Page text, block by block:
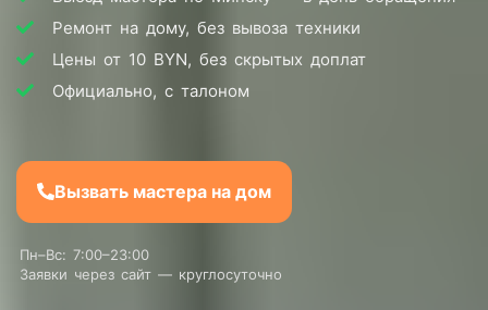
Ремонт на дому, без вывоза техники
Цены от 10 BYN, без скрытых доплат
Официально, с талоном
Вызвать мастера на дом
Пн–Вс: 7:00–23:00
Заявки через сайт — круглосуточно